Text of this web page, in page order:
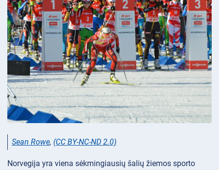
Sean Rowe, (CC BY-NC-ND 2.0)
Norvegija yra viena sėkmingiausių šalių žiemos sporto